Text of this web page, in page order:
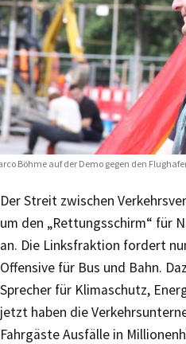
Böhme auf der Demo gegen den
Der Streit zwischen
um den „Rettungsschirm“ für
an. Die Linksfraktion fordert
Offensive für Bus und Bahn.
Sprecher für Klimaschutz,
jetzt haben die
Fahrgäste Ausfälle in